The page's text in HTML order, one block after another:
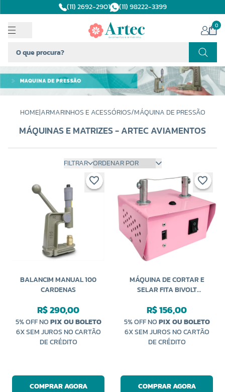
(11) 2692-2901 (11) 98222-3399
0
HOME|ARMARINHOS E ACESSÓRIOS/MÁQUINA DE PRESSÃO
MÁQUINAS E MATRIZES - ARTEC AVIAMENTOS
FILTRAR
BALANCIM MANUAL 100
CARDENAS
R$ 290,00
5% OFF NOPIX OU BOLETO
6X SEM JUROS NO CARTÃO
DE CRÉDITO
COMPRAR AGORA
MÁQUINA DE CORTAR E
SELAR FITA BIVOLT
R$ 156,00
5% OFF NOPIX OU BOLETO
6X SEM JUROS NO CARTÃO
DE CRÉDITO
COMPRAR AGORA